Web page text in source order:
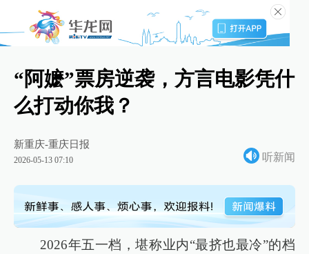
“阿嬷”票房逆袭，方言电影凭什
么打动你我？
新重庆-重庆日报
2026-05-13 07:10 听新闻
2026年五一档，堪称业内“最挤也最冷”的档